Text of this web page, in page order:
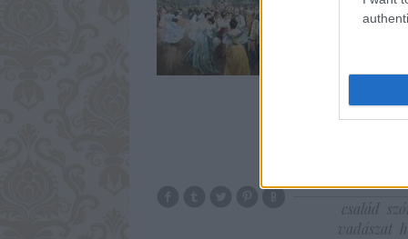
színvonalú jár neki.
család
vadászat